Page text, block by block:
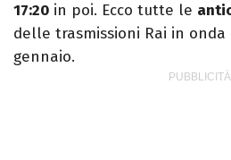
17:20 in poi. Ecco tutte le
delle trasmissioni Rai in onda
gennaio.